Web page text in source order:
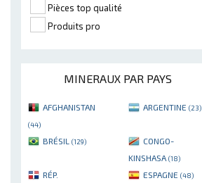
Pièces top qualité
Produits pro
MINERAUX PAR PAYS
AFGHANISTAN
(44)
ARGENTINE (23)
BRÉSIL (129)
CONGO-
KINSHASA (18)
RÉP.
ESPAGNE (48)